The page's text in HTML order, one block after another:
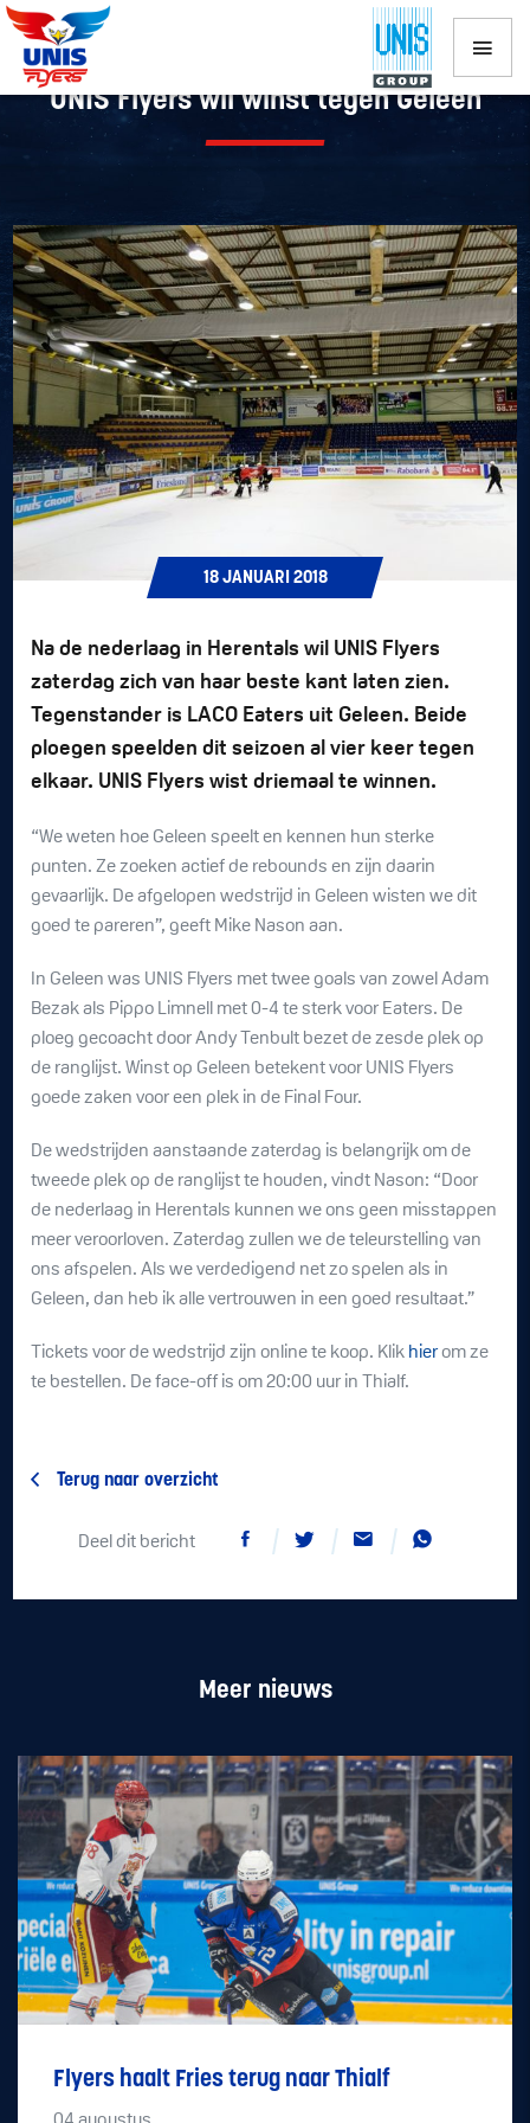
UNIS Flyers wil winst tegen Geleen
18 JANUARI 2018
Na de nederlaag in Herentals wil UNIS Flyers
zaterdag zich van haar beste kant laten zien.
Tegenstander is LACO Eaters uit Geleen. Beide
ploegen speelden dit seizoen al vier keer tegen
elkaar. UNIS Flyers wist driemaal te winnen.
“We weten hoe Geleen speelt en kennen hun sterke
punten. Ze zoeken actief de rebounds en zijn daarin
gevaarlijk. De afgelopen wedstrijd in Geleen wisten we dit
goed te pareren”, geeft Mike Nason aan.
In Geleen was UNIS Flyers met twee goals van zowel Adam
Bezak als Pippo Limnell met 0-4 te sterk voor Eaters. De
ploeg gecoacht door Andy Tenbult bezet de zesde plek op
de ranglijst. Winst op Geleen betekent voor UNIS Flyers
goede zaken voor een plek in de Final Four.
De wedstrijden aanstaande zaterdag is belangrijk om de
tweede plek op de ranglijst te houden, vindt Nason: “Door
de nederlaag in Herentals kunnen we ons geen misstappen
meer veroorloven. Zaterdag zullen we de teleurstelling van
ons afspelen. Als we verdedigend net zo spelen als in
Geleen, dan heb ik alle vertrouwen in een goed resultaat.”
Tickets voor de wedstrijd zijn online te koop. Klik hierom ze
te bestellen. De face-off is om 20:00 uur in Thialf.
Terug naar overzicht
Deel dit bericht
Meer nieuws
Flyers haalt Fries terug naar Thialf